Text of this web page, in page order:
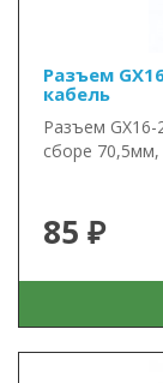
Разъем
кабель
Разъем
сборе 70,5мм,
85 ₽